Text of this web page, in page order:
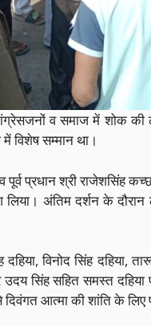
व समाज में शोक की
विशेष सम्मान था।
पूर्व प्रधान श्री राजेशसिंह
अंतिम दर्शन के दौरान
विनोद सिंह दहिया,
सिंह सहित समस्त दहिया
आत्मा की शांति के लिए